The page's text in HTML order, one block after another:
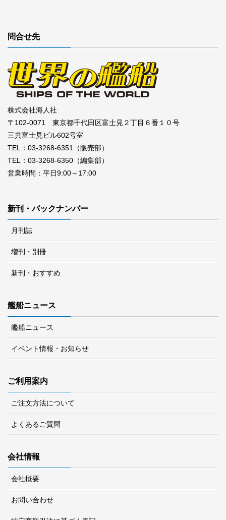
問合せ先
株式会社海人社
〒102-0071 東京都千代田区富士見２丁目６番１０号
三共富士見ビル602号室
TEL：03-3268-6351（販売部）
TEL：03-3268-6350（編集部）
営業時間：平日9:00～17:00
新刊・バックナンバー
月刊誌
増刊・別冊
新刊・おすすめ
艦船ニュース
艦船ニュース
イベント情報・お知らせ
ご利用案内
ご注文方法について
よくあるご質問
会社情報
会社概要
お問い合わせ